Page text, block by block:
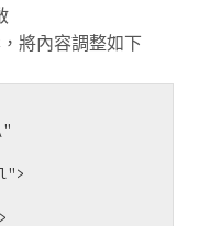
將內容調整如下